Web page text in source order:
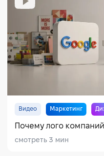
Видео Маркетинг
Почему лого
смотреть 3 мин